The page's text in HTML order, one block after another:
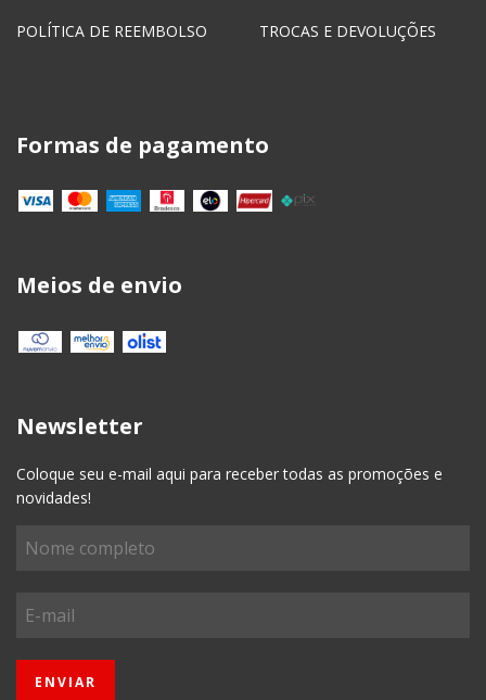
POLÍTICA DE REEMBOLSO TROCAS E DEVOLUÇÕES
Formas de pagamento
Meios de envio
Newsletter
Coloque seu e-mail aqui para receber todas as promoções e
novidades!